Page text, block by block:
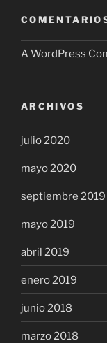
A WordPress
ARCHIVOS
julio 2020
mayo 2020
septiembre 2019
mayo 2019
abril 2019
enero 2019
junio 2018
marzo 2018